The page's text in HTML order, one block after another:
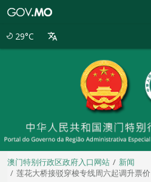
29°C
澳门特别行政区政府入口网站
新闻
莲花大桥接驳穿梭专线周六起调升票价